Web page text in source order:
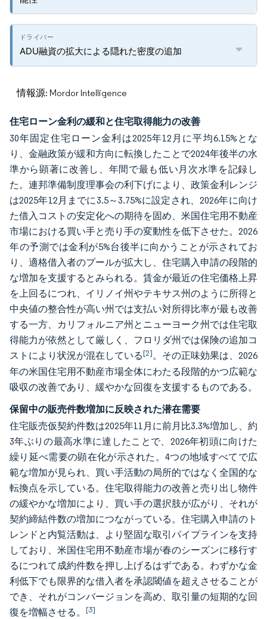
ADU融資の拡大による隠れた密度の追加
情報源: Mordor Intelligence
住宅ローン金利の緩和と住宅取得能力の改善
30年固定住宅ローン金利は2025年12月に平均6.15%とな
り、金融政策が緩和方向に転換したことで2024年後半の水
準から顕著に改善し、年間で最も低い月次水準を記録し
た。連邦準備制度理事会の利下げにより、政策金利レンジ
は2025年12月までに3.5～3.75%に設定され、2026年に向け
た借入コストの安定化への期待を固め、米国住宅用不動産
市場における買い手と売り手の変動性を低下させた。2026
年の予測では金利が5%台後半に向かうことが示されてお
り、適格借入者のプールが拡大し、住宅購入申請の段階的
な増加を支援するとみられる。賃金が最近の住宅価格上昇
を上回るにつれ、イリノイ州やテキサス州のように所得と
中央値の整合性が高い州では支払い対所得比率が最も改善
する一方、カリフォルニア州とニューヨーク州では住宅取
得能力が依然として厳しく、フロリダ州では保険の追加コ
ストにより状況が混在している[2]。その正味効果は、2026
年の米国住宅用不動産市場全体にわたる段階的かつ広範な
吸収の改善であり、緩やかな回復を支援するものである。
保留中の販売件数増加に反映された潜在需要
住宅販売仮契約件数は2025年11月に前月比3.3%増加し、約
3年ぶりの最高水準に達したことで、2026年初頭に向けた
繰り延べ需要の顕在化が示された。4つの地域すべてで広
範な増加が見られ、買い手活動の局所的ではなく全国的な
転換点を示している。住宅取得能力の改善と売り出し物件
の緩やかな増加により、買い手の選択肢が広がり、それが
契約締結件数の増加につながっている。住宅購入申請のト
レンドと内覧活動は、より堅固な取引パイプラインを支持
しており、米国住宅用不動産市場が春のシーズンに移行す
るにつれて成約件数を押し上げるはずである。わずかな金
利低下でも限界的な借入者を承認閾値を超えさせることが
でき、それがコンバージョンを高め、取引量の短期的な回
復を増幅させる。 [3]